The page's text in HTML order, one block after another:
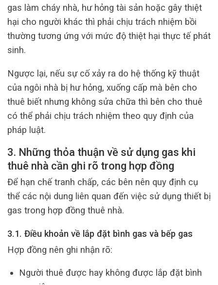
gas làm cháy nhà, hư hỏng tài sản hoặc gây thiệt
hại cho người khác thì phải chịu trách nhiệm bồi
thường tương ứng với mức độ thiệt hại thực tế phát
sinh.
Ngược lại, nếu sự cố xảy ra do hệ thống kỹ thuật
của ngôi nhà bị hư hỏng, xuống cấp mà bên cho
thuê biết nhưng không sửa chữa thì bên cho thuê
có thể phải chịu trách nhiệm theo quy định của
pháp luật.
3. Những thỏa thuận về sử dụng gas khi
thuê nhà cần ghi rõ trong hợp đồng
Để hạn chế tranh chấp, các bên nên quy định cụ
thể các nội dung liên quan đến việc sử dụng thiết bị
gas trong hợp đồng thuê nhà.
3.1. Điều khoản về lắp đặt bình gas và bếp gas
Hợp đồng nên ghi nhận rõ:
Người thuê được hay không được lắp đặt bình